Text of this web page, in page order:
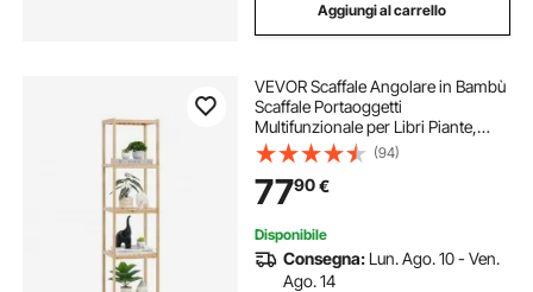
Aggiungi al carrello
VEVOR Scaffale Angolare in Bambù
Scaffale Portaoggetti
Multifunzionale per Libri Piante,
Scaffale Indipendente, Supporto per
Piante Capacità 10 kg 5 Ripiani, per
Strato Bagno Camera da Letto
Ufficio
(94)
7790€
Disponibile
Consegna: Lun. Ago. 10 - Ven.
Ago. 14